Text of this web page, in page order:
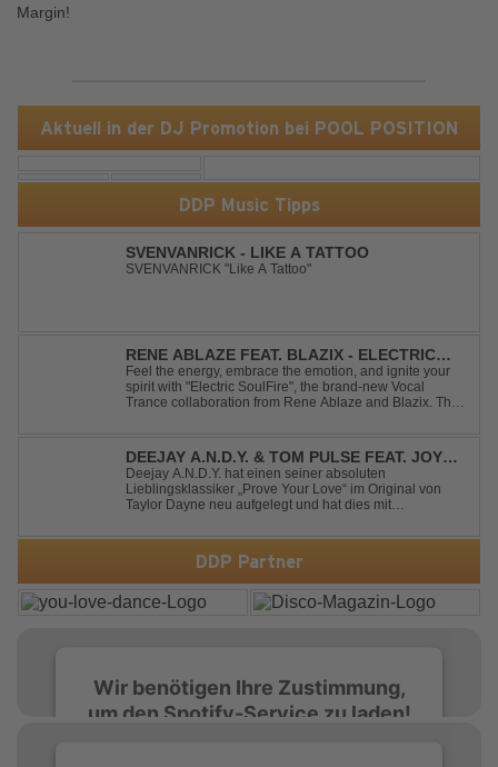
Aktuell in der DJ Promotion bei POOL POSITION
DDP Music Tipps
SVENVANRICK - LIKE A TATTOO
SVENVANRICK "Like A Tattoo"
RENE ABLAZE FEAT. BLAZIX - ELECTRIC
SOULFIRE
Feel the energy, embrace the emotion, and ignite your
spirit with "Electric SoulFire", the brand-new Vocal
Trance collaboration from Rene Ablaze and Blazix. This
Uplifting Vocal Trance me...
DEEJAY A.N.D.Y. & TOM PULSE FEAT. JOY
ANDERSEN - PROVE YOUR LOVE
Deejay A.N.D.Y. hat einen seiner absoluten
Lieblingsklassiker „Prove Your Love“ im Original von
Taylor Dayne neu aufgelegt und hat dies mit
Sängerin Joy Andersen getan. Der frische Sound für
einen weltweit bekannten Hit animiert direkt wieder zum
DDP Partner
Wir benötigen Ihre Zustimmung,
um den Spotify-Service zu laden!
Margin!